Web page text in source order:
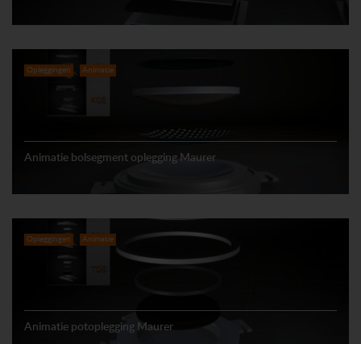
Opleggingen Animatie
Animatie bolsegment oplegging Maurer
Opleggingen Animatie
Animatie potoplegging Maurer